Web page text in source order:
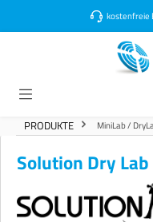
kostenfreie
PRODUKTE MiniLab /
Solution Dry Lab